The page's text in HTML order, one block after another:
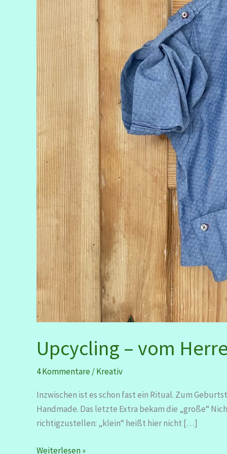
Upcycling – vom
4 Kommentare/Kreativ
Inzwischen ist es schon fast ein Ritual. Zum
Handmade. Das letzte Extra bekam die „große“
richtigzustellen: „klein“ heißt hier nicht […]
Upcycling
Weiterlesen »